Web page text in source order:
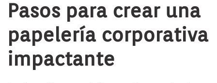
Pasos para crear una
papelería corporativa
impactante